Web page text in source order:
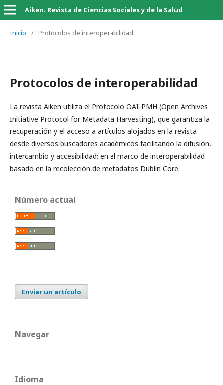
Aiken. Revista de Ciencias Sociales y de la Salud
Inicio / Protocolos de interoperabilidad
Protocolos de interoperabilidad
La revista Aiken utiliza el Protocolo OAI-PMH (Open Archives
Initiative Protocol for Metadata Harvesting), que garantiza la
recuperación y el acceso a artículos alojados en la revista
desde diversos buscadores académicos facilitando la difusión,
intercambio y accesibilidad; en el marco de interoperabilidad
basado en la recolección de metadatos Dublin Core.
Número actual
Enviar un artículo
Navegar
Idioma